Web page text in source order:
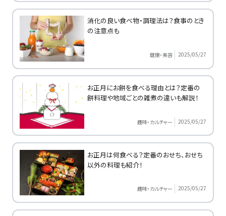
消化の良い食べ物・調理法は？食事のとき
の注意点も
健康・美容 2025/05/27
お正月にお餅を食べる理由とは？定番の
餅料理や地域ごとの雑煮の違いも解説！
趣味・カルチャー 2025/05/27
お正月は何食べる？定番のおせち、おせち
以外の料理も紹介！
趣味・カルチャー 2025/05/27